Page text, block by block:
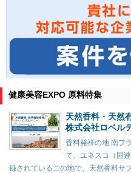
健康美容EXPO 原料特集
天然香料・天然
株式会社ロベル
香料発祥の地 南フ
て、ユネスコ（国
録されているこの地で、天然香料サ